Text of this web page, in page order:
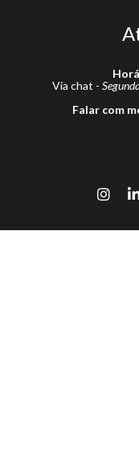
Via chat -
Falar com